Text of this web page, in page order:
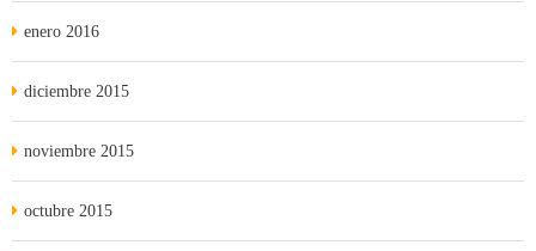
enero 2016
diciembre 2015
noviembre 2015
octubre 2015